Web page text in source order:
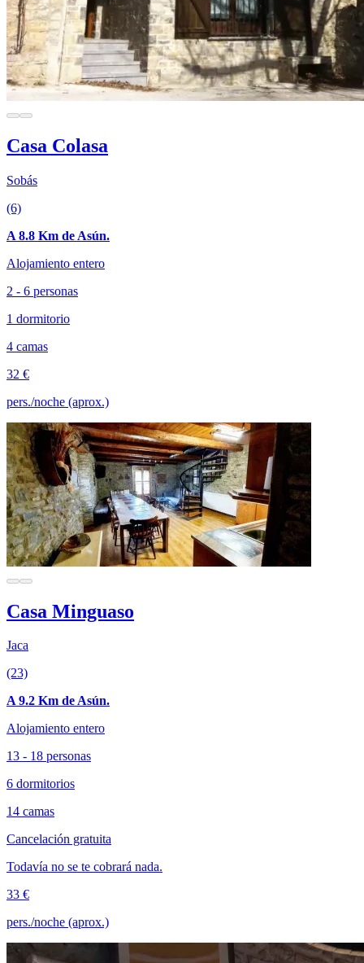
Casa Colasa
Sobás
(6)
A 8.8 Km de Asún.
Alojamiento entero
2 - 6 personas
1 dormitorio
4 camas
32 €
pers./noche (aprox.)
Casa Minguaso
Jaca
(23)
A 9.2 Km de Asún.
Alojamiento entero
13 - 18 personas
6 dormitorios
14 camas
Cancelación gratuita
Todavía no se te cobrará nada.
33 €
pers./noche (aprox.)